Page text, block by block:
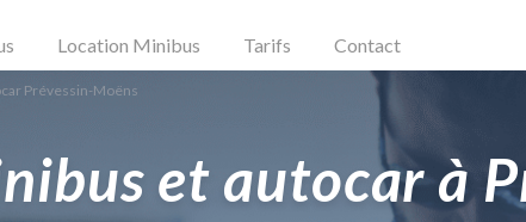
Location Minibus Tarifs Contact
Prévessin-Moëns
et autocar à